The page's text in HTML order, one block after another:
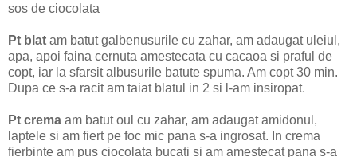
sos de ciocolata
Pt blat am batut galbenusurile cu zahar, am adaugat uleiul,
apa, apoi faina cernuta amestecata cu cacaoa si praful de
copt, iar la sfarsit albusurile batute spuma. Am copt 30 min.
Dupa ce s-a racit am taiat blatul in 2 si l-am insiropat.
Pt crema am batut oul cu zahar, am adaugat amidonul,
laptele si am fiert pe foc mic pana s-a ingrosat. In crema
fierbinte am pus ciocolata bucati si am amestecat pana s-a